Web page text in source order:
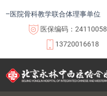
院骨科教学联合体理事单位
医保编码：24110058
13720016618